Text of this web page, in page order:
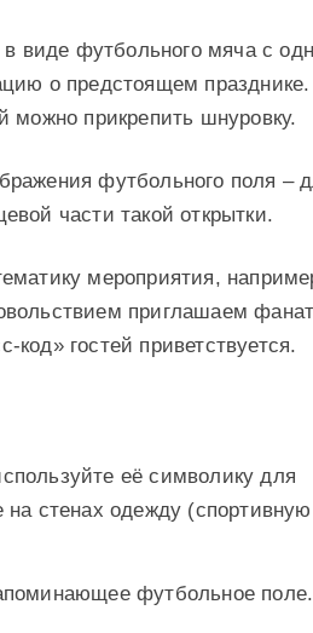
виде футбольного мяча с
о предстоящем празднике.
можно прикрепить шнуровку.
футбольного поля –
части такой открытки.
мероприятия,
приглашаем
гостей приветствуется.
её символику для
на стенах одежду
футбольное поле.